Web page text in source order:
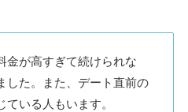
金が高すぎて続けられな
した。また、デート直前の
いる人もいます。